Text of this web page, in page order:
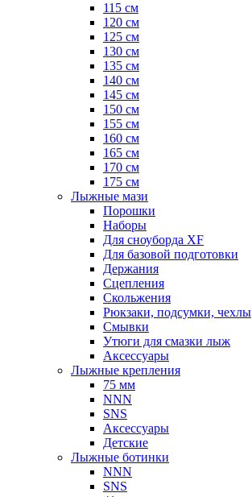
115 см
120 см
125 см
130 см
135 см
140 см
145 см
150 см
155 см
160 см
165 см
170 см
175 см
Лыжные мази
Порошки
Наборы
Для сноуборда XF
Для базовой подготовки
Держания
Сцепления
Скольжения
Рюкзаки, подсумки, чехлы
Смывки
Утюги для смазки лыж
Аксессуары
Лыжные крепления
75 мм
NNN
SNS
Аксессуары
Детские
Лыжные ботинки
NNN
SNS